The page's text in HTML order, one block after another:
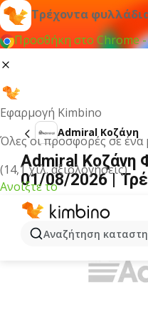
Τρέχοντα
Προσθήκη στο Chrome
Εφαρμογή Kimbino
Όλες οι προσφορές σε ένα
(14,1 χιλ. αξιολογήσεις)
Ανοίξτε το
Αναζήτηση
Admiral Κοζάνη
Admiral Κοζάνη
01/08/2026 |